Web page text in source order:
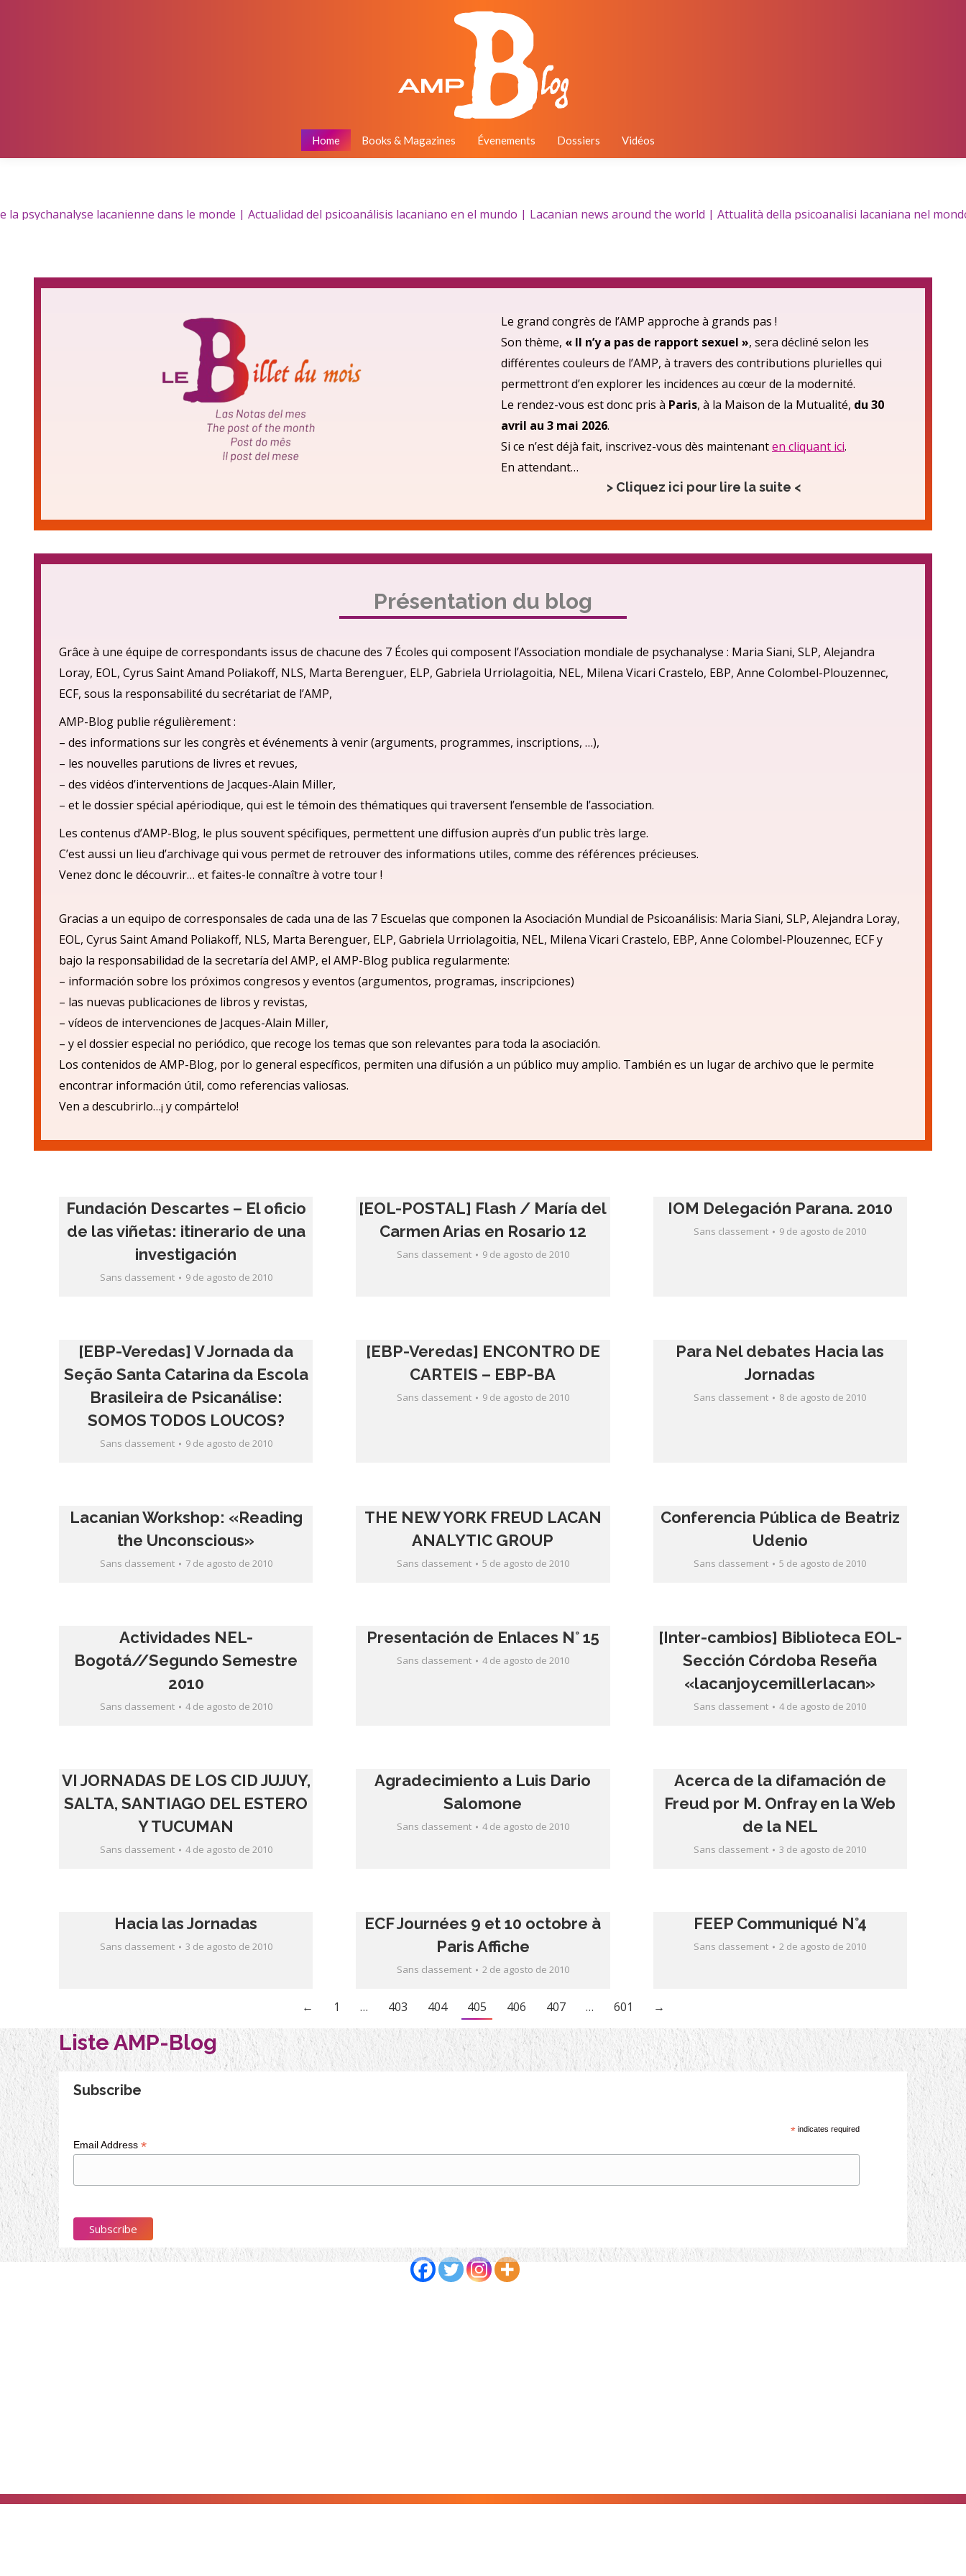
Home Books & Magazines Évenements Dossiers Vidéos
psychanalyse lacanienne dans le monde | Actualidad del psicoanálisis lacaniano en el mundo | Lacanian news around the world | Attualità della psicoanalisi lacaniana nel
Le grand congrès de l’AMP approche à grands pas !
Son thème, « Il n’y a pas de rapport sexuel », sera décliné selon les
différentes couleurs de l’AMP, à travers des contributions plurielles qui
permettront d’en explorer les incidences au cœur de la modernité.
Le rendez-vous est donc pris à Paris, à la Maison de la Mutualité, du 30
avril au 3 mai 2026.
Si ce n’est déjà fait, inscrivez-vous dès maintenanten cliquant ici.
En attendant…
> Cliquez ici pour lire la suite <
Présentation du blog
Grâce à une équipe de correspondants issus de chacune des 7 Écoles qui composent l’Association mondiale de psychanalyse : Maria Siani, SLP, Alejandra
Loray, EOL, Cyrus Saint Amand Poliakoff, NLS, Marta Berenguer, ELP, Gabriela Urriolagoitia, NEL, Milena Vicari Crastelo, EBP, Anne Colombel-Plouzennec,
ECF, sous la responsabilité du secrétariat de l’AMP,
AMP-Blog publie régulièrement :
– des informations sur les congrès et événements à venir (arguments, programmes, inscriptions, …),
– les nouvelles parutions de livres et revues,
– des vidéos d’interventions de Jacques-Alain Miller,
– et le dossier spécial apériodique, qui est le témoin des thématiques qui traversent l’ensemble de l’association.
Les contenus d’AMP-Blog, le plus souvent spécifiques, permettent une diffusion auprès d’un public très large.
C’est aussi un lieu d’archivage qui vous permet de retrouver des informations utiles, comme des références précieuses.
Venez donc le découvrir… et faites-le connaître à votre tour !
Gracias a un equipo de corresponsales de cada una de las 7 Escuelas que componen la Asociación Mundial de Psicoanálisis: Maria Siani, SLP, Alejandra Loray,
EOL, Cyrus Saint Amand Poliakoff, NLS, Marta Berenguer, ELP, Gabriela Urriolagoitia, NEL, Milena Vicari Crastelo, EBP, Anne Colombel-Plouzennec, ECFy
bajo la responsabilidad de la secretaría del AMP, el AMP-Blog publica regularmente:
– información sobre los próximos congresos y eventos (argumentos, programas, inscripciones)
– las nuevas publicaciones de libros y revistas,
– vídeos de intervenciones de Jacques-Alain Miller,
– y el dossier especial no periódico, que recoge los temas que son relevantes para toda la asociación.
Los contenidos de AMP-Blog, por lo general específicos, permiten una difusión a un público muy amplio. También es un lugar de archivo que le permite
encontrar información útil, como referencias valiosas.
Ven a descubrirlo…¡ y compártelo!
Fundación Descartes – El oficio
de las viñetas: itinerario de una
investigación
Sans classement 9 de agosto de 2010
[EOL-POSTAL] Flash / María del
Carmen Arias en Rosario 12
Sans classement 9 de agosto de 2010
IOM Delegación Parana. 2010
Sans classement 9 de agosto de 2010
[EBP-Veredas] V Jornada da
Seção Santa Catarina da Escola
Brasileira de Psicanálise:
SOMOS TODOS LOUCOS?
Sans classement 9 de agosto de 2010
[EBP-Veredas] ENCONTRO DE
CARTEIS – EBP-BA
Sans classement 9 de agosto de 2010
Para Nel debates Hacia las
Jornadas
Sans classement 8 de agosto de 2010
Lacanian Workshop: «Reading
the Unconscious»
Sans classement 7 de agosto de 2010
THE NEW YORK FREUD LACAN
ANALYTIC GROUP
Sans classement 5 de agosto de 2010
Conferencia Pública de Beatriz
Udenio
Sans classement 5 de agosto de 2010
Actividades NEL-
Bogotá//Segundo Semestre
2010
Sans classement 4 de agosto de 2010
Sans classement 4 de agosto de 2010
[Inter-cambios] Biblioteca EOL-
Sección Córdoba Reseña
«lacanjoycemillerlacan»
Sans classement 4 de agosto de 2010
VI JORNADAS DE LOS CID JUJUY,
SALTA, SANTIAGO DEL ESTERO
Y TUCUMAN
Sans classement 4 de agosto de 2010
Agradecimiento a Luis Dario
Salomone
Sans classement 4 de agosto de 2010
Acerca de la difamación de
Freud por M. Onfray en la Web
de la NEL
Sans classement 3 de agosto de 2010
Hacia las Jornadas
Sans classement 3 de agosto de 2010
ECF Journées 9 et 10 octobre à
Paris Affiche
Sans classement 2 de agosto de 2010
FEEP Communiqué N°4
Sans classement 2 de agosto de 2010
← 1 … 403 404 405 406 407 … 601 →
Liste AMP-Blog
Subscribe
* indicates required
Email Address *